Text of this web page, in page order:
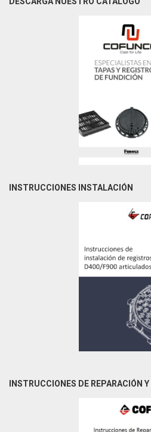
INSTRUCCIONES INSTALACIÓN
INSTRUCCIONES DE REPARACIÓN